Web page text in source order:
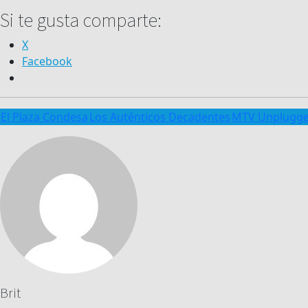
Si te gusta comparte:
X
Facebook
El Plaza Condesa Los Auténticos Decadentes MTV
Brit